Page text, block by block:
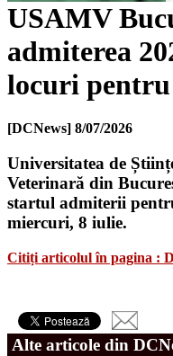
USAMV
admiterea
locuri
[DCNews] 8/07/2026
Universitatea de
Veterinară din
startul admiterii
miercuri, 8 iulie.
Citiți articolul în pagina :
Alte articole din